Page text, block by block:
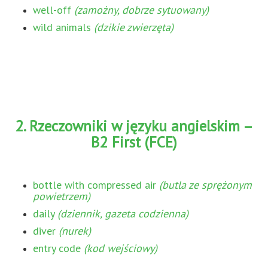
well-off (zamożny, dobrze sytuowany)
wild animals (dzikie zwierzęta)
2. Rzeczowniki w języku angielskim –
B2 First (FCE)
bottle with compressed air (butla ze sprężonym
powietrzem)
daily (dziennik, gazeta codzienna)
diver (nurek)
entry code (kod wejściowy)